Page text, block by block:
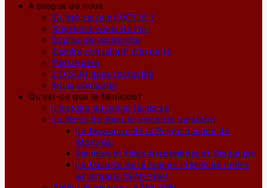
À propos de nous
Qu’est-ce que l’OCFJR ?
Souvenez-vous de moi
Équipe de recherche
Comité consultatif d’experts
Partenaires
L’OCFJR dans l’actualité
Nous contacter
Qu'est-ce que le fémicide?
L’histoire du terme fémicide
Le fémicide dans le contexte canadien
Le Massacre de la Polytechnique de
Montréal
Femmes et Filles Assassinées et Disparues
Le Meurtre de la femme : fémicide intime
en Ontario 1974-1994